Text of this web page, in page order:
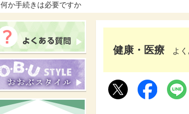
何か手続きは必要ですか
健康・医療 よく